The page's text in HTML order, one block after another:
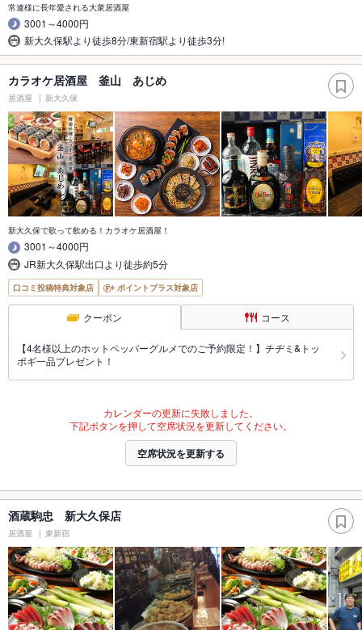
常連様に長年愛される大衆居酒屋
3001～4000円
新大久保駅より徒歩8分/東新宿駅より徒歩3分!
カラオケ居酒屋 釜山 あじめ
居酒屋 新大久保
新大久保で歌って飲める！カラオケ居酒屋！
3001～4000円
JR新大久保駅出口より徒歩約5分
口コミ投稿特典対象店 ポイントプラス対象店
クーポン コース
【4名様以上のホットペッパーグルメでのご予約限定！】チヂミ&トッ
ポギ一品プレゼント！
カレンダーの更新に失敗しました。
下記ボタンを押して空席状況を更新してください。
空席状況を更新する
酒蔵駒忠 新大久保店
居酒屋 東新宿